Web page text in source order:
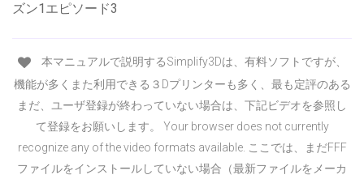
ズン1エピソード3
本マニュアルで説明するSimplify3Dは、有料ソフトですが、
機能が多くまた利用できる３Dプリンターも多く、最も定評のある
まだ、ユーザ登録が終わっていない場合は、下記ビデオを参照し
て登録をお願いします。 Your browser does not currently
recognize any of the video formats available. ここでは、まだFFF
ファイルをインストールしていない場合（最新ファイルをメーカ